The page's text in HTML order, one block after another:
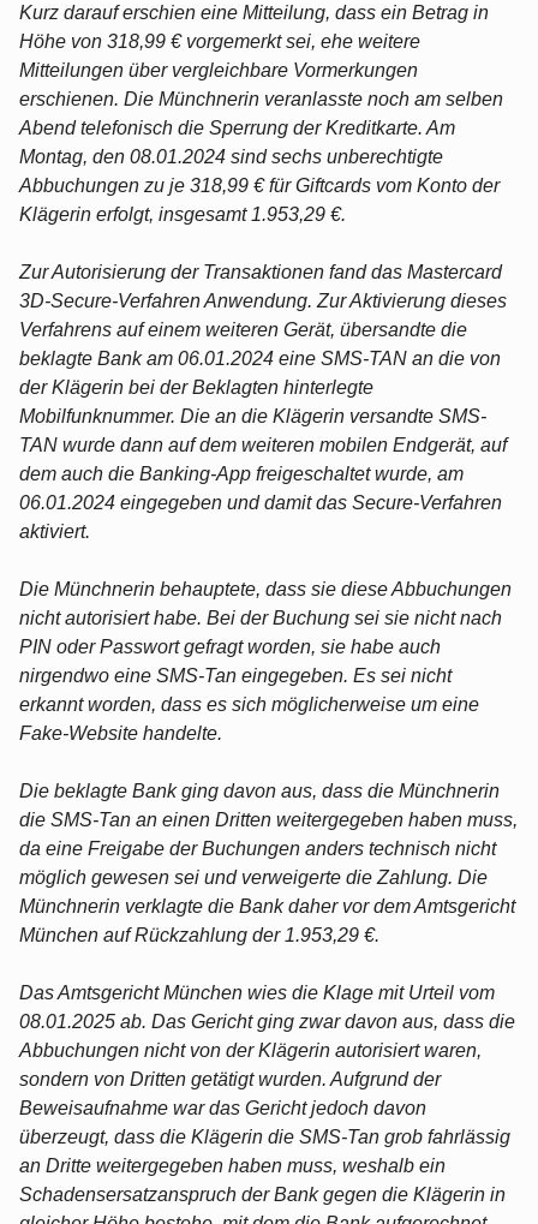
Kurz darauf erschien eine Mitteilung, dass ein Betrag in
Höhe von 318,99 € vorgemerkt sei, ehe weitere
Mitteilungen über vergleichbare Vormerkungen
erschienen. Die Münchnerin veranlasste noch am selben
Abend telefonisch die Sperrung der Kreditkarte. Am
Montag, den 08.01.2024 sind sechs unberechtigte
Abbuchungen zu je 318,99 € für Giftcards vom Konto der
Klägerin erfolgt, insgesamt 1.953,29 €.
Zur Autorisierung der Transaktionen fand das Mastercard
3D-Secure-Verfahren Anwendung. Zur Aktivierung dieses
Verfahrens auf einem weiteren Gerät, übersandte die
beklagte Bank am 06.01.2024 eine SMS-TAN an die von
der Klägerin bei der Beklagten hinterlegte
Mobilfunknummer. Die an die Klägerin versandte SMS-
TAN wurde dann auf dem weiteren mobilen Endgerät, auf
dem auch die Banking-App freigeschaltet wurde, am
06.01.2024 eingegeben und damit das Secure-Verfahren
aktiviert.
Die Münchnerin behauptete, dass sie diese Abbuchungen
nicht autorisiert habe. Bei der Buchung sei sie nicht nach
PIN oder Passwort gefragt worden, sie habe auch
nirgendwo eine SMS-Tan eingegeben. Es sei nicht
erkannt worden, dass es sich möglicherweise um eine
Fake-Website handelte.
Die beklagte Bank ging davon aus, dass die Münchnerin
die SMS-Tan an einen Dritten weitergegeben haben muss,
da eine Freigabe der Buchungen anders technisch nicht
möglich gewesen sei und verweigerte die Zahlung. Die
Münchnerin verklagte die Bank daher vor dem Amtsgericht
München auf Rückzahlung der 1.953,29 €.
Das Amtsgericht München wies die Klage mit Urteil vom
08.01.2025 ab. Das Gericht ging zwar davon aus, dass die
Abbuchungen nicht von der Klägerin autorisiert waren,
sondern von Dritten getätigt wurden. Aufgrund der
Beweisaufnahme war das Gericht jedoch davon
überzeugt, dass die Klägerin die SMS-Tan grob fahrlässig
an Dritte weitergegeben haben muss, weshalb ein
Schadensersatzanspruch der Bank gegen die Klägerin in